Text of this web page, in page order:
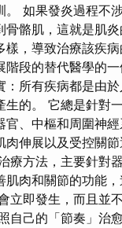
。 如果發炎過程不
骨骼肌，這就是肌
，導致治療該疾病
階段的替代醫學的
：所有疾病都是由
生的。 它總是針對
官、中樞和周圍神
肉伸展以及受控關
療方法，主要針對
肌肉和關節的功能
立即發生，而且並
自己的「節奏」治